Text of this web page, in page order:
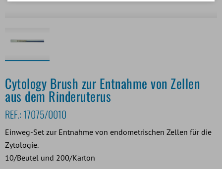
Cytology Brush zur Entnahme von Zellen
aus dem Rinderuterus
REF.: 17075/0010
Einweg-Set zur Entnahme von endometrischen Zellen für die
Zytologie.
10/Beutel und 200/Karton